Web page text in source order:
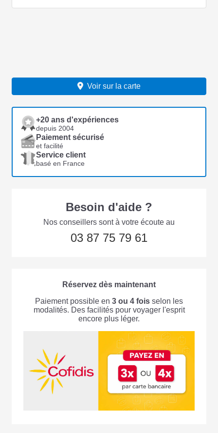
Voir sur la carte
+20 ans d'expériences
depuis 2004
Paiement sécurisé
et facilité
Service client
basé en France
Besoin d'aide ?
Nos conseillers sont à votre écoute au
03 87 75 79 61
Réservez dès maintenant
Paiement possible en 3 ou 4 fois selon les
modalités. Des facilités pour voyager l'esprit
encore plus léger.